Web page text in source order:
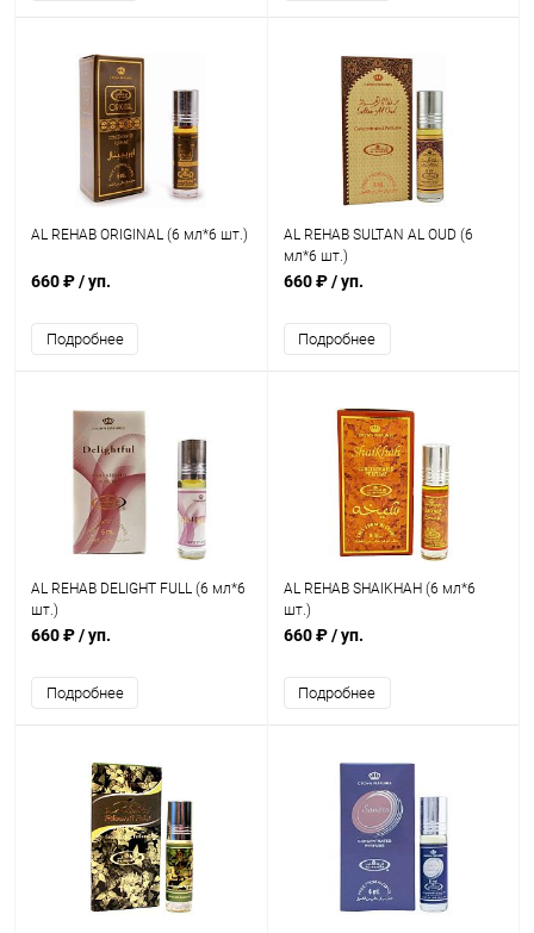
AL REHAB ORIGINAL (6 мл*6 шт.)
660 ₽/ уп.
Подробнее
AL REHAB SULTAN AL OUD (6
мл*6 шт.)
660 ₽/ уп.
Подробнее
AL REHAB DELIGHT FULL (6 мл*6
шт.)
660 ₽/ уп.
Подробнее
AL REHAB SHAIKHAH (6 мл*6
шт.)
660 ₽/ уп.
Подробнее